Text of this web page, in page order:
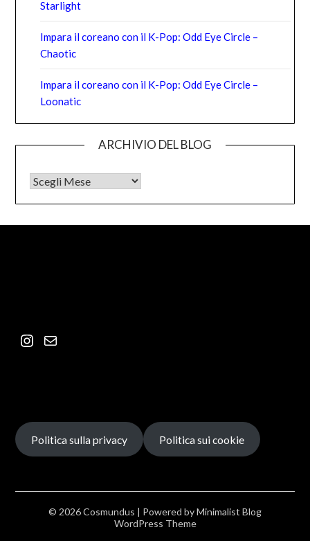
Starlight
Impara il coreano con il K-Pop: Odd Eye Circle –
Chaotic
Impara il coreano con il K-Pop: Odd Eye Circle –
Loonatic
ARCHIVIO DEL BLOG
Politica sulla privacy Politica sui cookie
© 2026 Cosmundus | Powered byMinimalist Blog
WordPress Theme